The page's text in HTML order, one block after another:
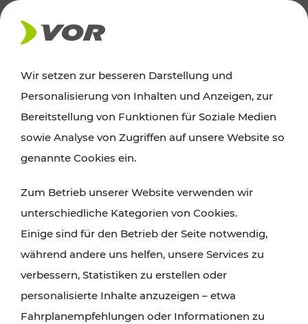
AKTUELLES
Ausflugstipps
Wien, Niederösterreich und das Burgenland
Wanderungen, Kultur und Gastronomie,
Radtouren oder purer Naturgenuss – viele
Attraktionen sind mit den Ticket- und Fahrplan-
Angeboten des VOR gut und schnell erreichbar.
Wir setzen zur besseren Darstellung und
Personalisierung von Inhalten und Anzeigen, zur
Bereitstellung von Funktionen für Soziale Medien
sowie Analyse von Zugriffen auf unsere Website so
genannte Cookies ein.
Zum Betrieb unserer Website verwenden wir
unterschiedliche Kategorien von Cookies.
Einige sind für den Betrieb der Seite notwendig,
während andere uns helfen, unsere Services zu
verbessern, Statistiken zu erstellen oder
personalisierte Inhalte anzuzeigen – etwa
Fahrplanempfehlungen oder Informationen zu